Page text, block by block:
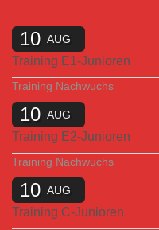
10 AUG
Training E1-Junioren
Training Nachwuchs
10 AUG
Training E2-Junioren
Training Nachwuchs
10 AUG
Training C-Junioren